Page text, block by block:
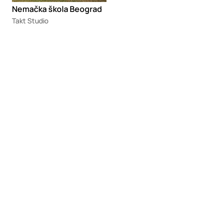
Nemačka škola Beograd
Takt Studio